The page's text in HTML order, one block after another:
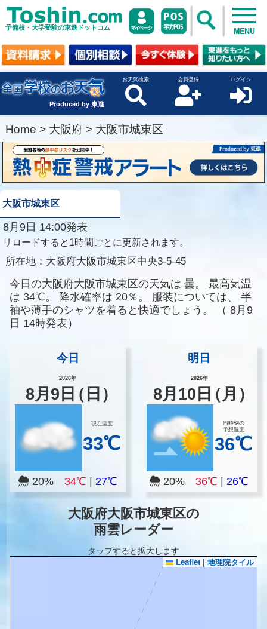
予備校・大学受験の東進ドットコム MENU
Produced by 東進
お天気検索 会員登録 ログイン
Home > 大阪府 > 大阪市城東区
大阪市城東区
8月9日 14:00発表
リロードすると1時間ごとに更新されます。
所在地： 大阪府大阪市城東区中央3-5-45
今日の大阪府大阪市城東区の天気は 曇。
最高気温
は 34℃。 降水確率は 20％。 服装については、
半
袖や薄手のシャツを着ると快適でしょう。
（ 8月9
日 14時発表）
今日
2026年
8月 9 日（日）
現在温度
33℃
20% 34℃ 27℃
明日
2026年
8月 10 日（月）
同時刻の
予想温度
36℃
20%36℃ |26℃
大阪府大阪市城東区の
雨雲レーダー
タップすると拡大します
Leaflet | 地理院タイル